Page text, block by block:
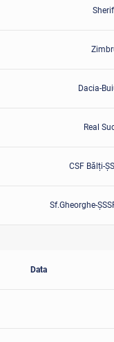
Dacia-
Real
CSF Bălți-
Sf.Gheorghe-
Data